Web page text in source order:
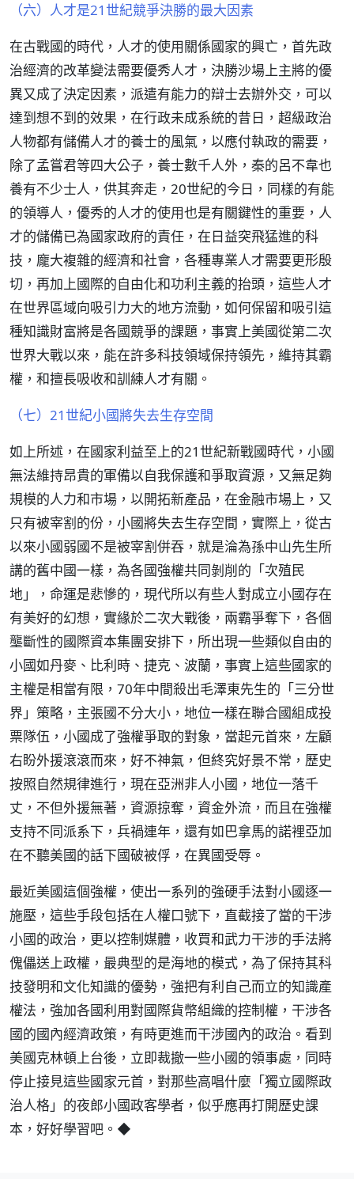
（六）人才是21世紀競爭決勝的最大因素
在古戰國的時代，人才的使用關係國家的興亡，首先政
治經濟的改革變法需要優秀人才，決勝沙場上主將的優
異又成了決定因素，派遣有能力的辯士去辦外交，可以
達到想不到的效果，在行政未成系統的昔日，超級政治
人物都有儲備人才的養士的風氣，以應付執政的需要，
除了孟嘗君等四大公子，養士數千人外，秦的呂不韋也
養有不少士人，供其奔走，20世紀的今日，同樣的有能
的領導人，優秀的人才的使用也是有關鍵性的重要，人
才的儲備已為國家政府的責任，在日益突飛猛進的科
技，龐大複雜的經濟和社會，各種專業人才需要更形殷
切，再加上國際的自由化和功利主義的抬頭，這些人才
在世界區域向吸引力大的地方流動，如何保留和吸引這
種知識財富將是各國競爭的課題，事實上美國從第二次
世界大戰以來，能在許多科技領域保持領先，維持其霸
權，和擅長吸收和訓練人才有關。
（七）21世紀小國將失去生存空間
如上所述，在國家利益至上的21世紀新戰國時代，小國
無法維持昂貴的軍備以自我保護和爭取資源，又無足夠
規模的人力和市場，以開拓新產品，在金融市場上，又
只有被宰割的份，小國將失去生存空間，實際上，從古
以來小國弱國不是被宰割併吞，就是淪為孫中山先生所
講的舊中國一樣，為各國強權共同剝削的「次殖民
地」，命運是悲慘的，現代所以有些人對成立小國存在
有美好的幻想，實緣於二次大戰後，兩霸爭奪下，各個
壟斷性的國際資本集團安排下，所出現一些類似自由的
小國如丹麥、比利時、捷克、波蘭，事實上這些國家的
主權是相當有限，70年中間殺出毛澤東先生的「三分世
界」策略，主張國不分大小，地位一樣在聯合國組成投
票隊伍，小國成了強權爭取的對象，當起元首來，左顧
右盼外援滾滾而來，好不神氣，但終究好景不常，歷史
按照自然規律進行，現在亞洲非人小國，地位一落千
丈，不但外援無著，資源掠奪，資金外流，而且在強權
支持不同派系下，兵禍連年，還有如巴拿馬的諾裡亞加
在不聽美國的話下國破被俘，在異國受辱。
最近美國這個強權，使出一系列的強硬手法對小國逐一
施壓，這些手段包括在人權口號下，直截接了當的干涉
小國的政治，更以控制媒體，收買和武力干涉的手法將
傀儡送上政權，最典型的是海地的模式，為了保持其科
技發明和文化知識的優勢，強把有利自己而立的知識產
權法，強加各國利用對國際貨幣組織的控制權，干涉各
國的國內經濟政策，有時更進而干涉國內的政治。看到
美國克林頓上台後，立即裁撤一些小國的領事處，同時
停止接見這些國家元首，對那些高唱什麼「獨立國際政
治人格」的夜郎小國政客學者，似乎應再打開歷史課
本，好好學習吧。◆